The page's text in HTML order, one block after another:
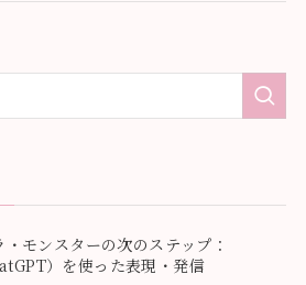
・モンスターの次のステップ：
）を使った表現・発信